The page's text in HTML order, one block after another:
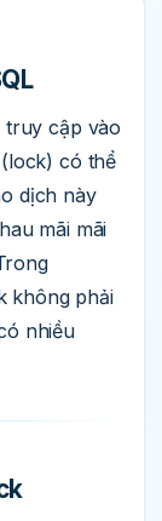
truy cập vào
có thể
dịch này
mãi mãi
không phải
nhiều